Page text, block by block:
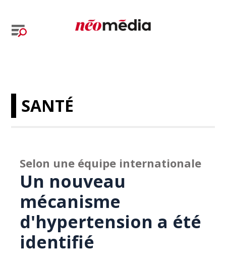
SANTÉ
Selon une équipe internationale
Un nouveau
mécanisme
d'hypertension a été
identifié